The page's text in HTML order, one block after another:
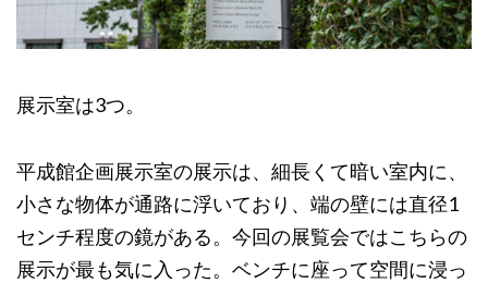
展示室は3つ。
平成館企画展示室の展示は、細長くて暗い室内に、
小さな物体が通路に浮いており、端の壁には直径1
センチ程度の鏡がある。今回の展覧会ではこちらの
展示が最も気に入った。ベンチに座って空間に浸っ